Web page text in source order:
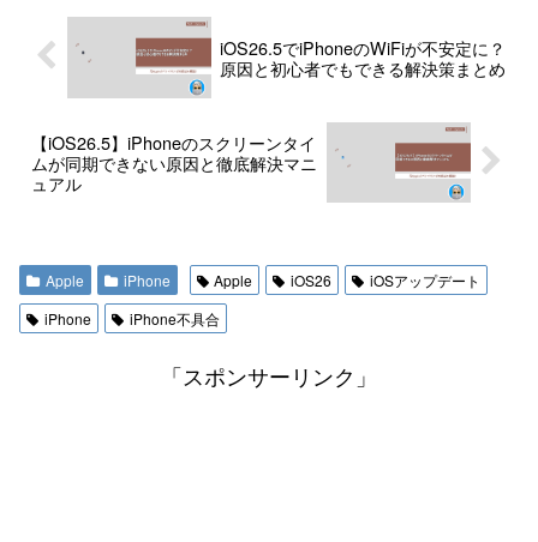
iOS26.5でiPhoneのWiFiが不安定に？
原因と初心者でもできる解決策まとめ
【iOS26.5】iPhoneのスクリーンタイ
ムが同期できない原因と徹底解決マニ
ュアル
Apple iPhone Apple iOS26
iOSアップデート
iPhone
iPhone不具合
「スポンサーリンク」